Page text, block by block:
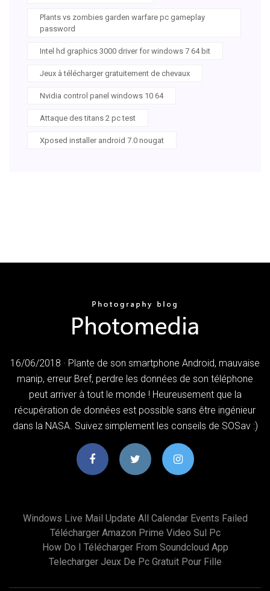
Plants vs zombies garden warfare pc gameplay
password
Intel hd graphics 3000 driver for windows 7 64 bit
Jeux à télécharger gratuitement de chevaux
Nvidia control panel windows 10 64
Attaque des titans 2 pc test
Xposed installer android 7.0 nougat
16/06/2018 · Plante de son smartphone Android, mauvaise
manip, erreur Bref, perdre les données de son téléphone
peut arriver à tout le monde ! Heureusement que la
récupération de données est possible sans être ingénieur
dans la NASA. Suivez simplement les conseils de SOSav :)
Windows Live Mail Update All Calendar Events Failed
Télécharger Amazon Prime Video Sul Pc
How Do I Télécharger From Soundcloud App
Telecharger Jeux De Pc Gratuit Pour Fille